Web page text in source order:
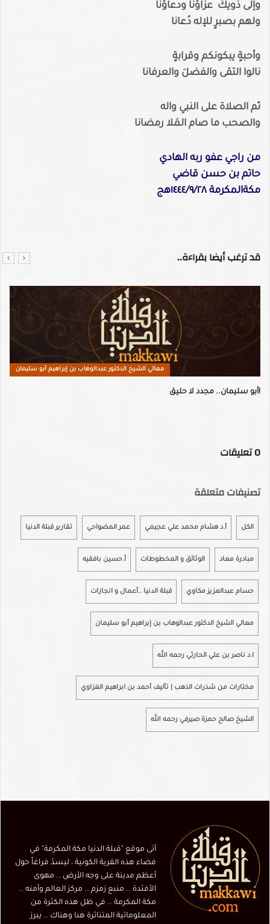
وإلى ذويكَ عزاؤنا ودعاؤنا
ولهم بصبرٍ للإله دُعانا
وأحبةٍ يبكونكم وقرابةٍ
نالوا التقى والفضلَ والعرفانا
ثم الصلاة على النبي واله
والصحب ما صام المَلا رمضانا
من راجي عفو ربه الهادي
حاتم بن حسن قاضي
مكةالمكرمة ١٤٤٤/٩/٢٨هج
قد ترغب أيضا بقراءة..
معالي الشيخ الدكتور عبدالوهاب بن إبراهيم أبو سليمان
أبو سليمان.. مجدد لا حليق!
0تعليقات
تصنيفات متعلقة
الكل أ.د هشام محمد علي عجيمي عمر المضواحي تقارير قبلة الدنيا
مبادرة معاد الوثائق و المخطوطات أ.حسين بافقيه
حسام عبدالعزيز مكاوي قبلة الدنيا ..أعمال و انجازات
معالي الشيخ الدكتور عبدالوهاب بن إبراهيم أبو سليمان
ا.د ناصر بن علي الحارثي رحمه الله
مختارات من شذرات الذهب | تأليف أحمد بن ابراهيم الغزاوي
الشيخ صالح حمزة صيرفي رحمه الله
أتى موقع "قبلة الدنيا مكة المكرمة" في
فضاء هذه القرية الكونية ، ليسدّ فراغاً حول
أعظم مدينة على وجه الأرض .. مهوى
الأفئدة .. منبع زمزم .. مركز العالم وأمنه ..
مكة المكرمة .. في ظل هذه الكثرة من
المعلوماتية المتناثرة هنا وهناك .. يبرز